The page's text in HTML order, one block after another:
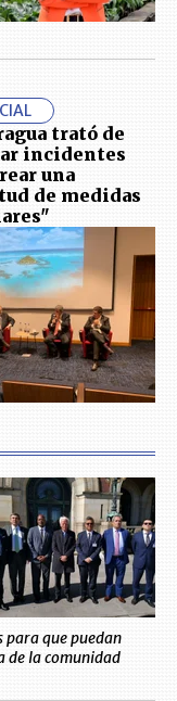
trató de
incidentes
una
de medidas
para que puedan
de la comunidad